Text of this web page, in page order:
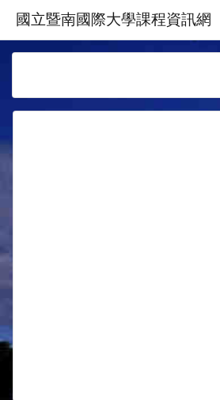
國立暨南國際大學課程資訊網